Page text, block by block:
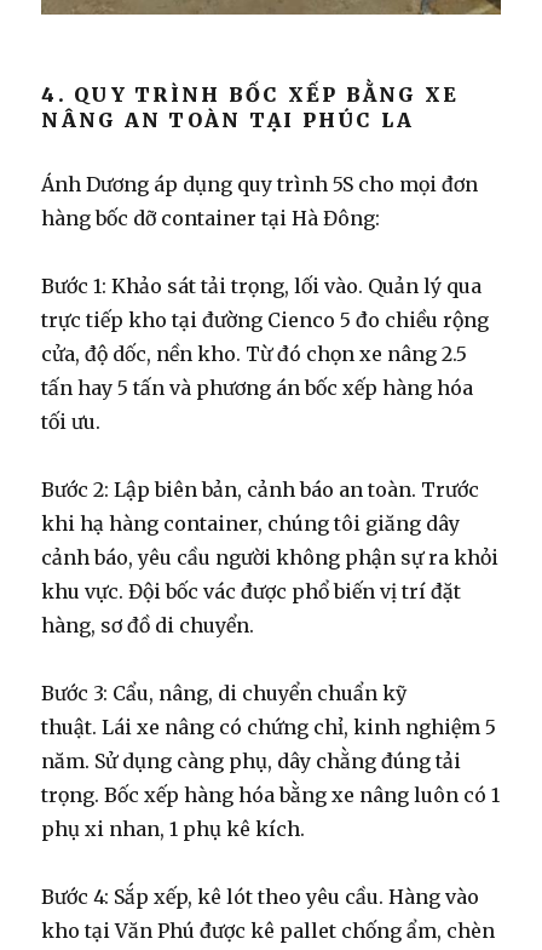
4. QUY TRÌNH BỐC XẾP BẰNG XE
NÂNG AN TOÀN TẠI PHÚC LA
Ánh Dương áp dụng quy trình 5S cho mọi đơn
hàng bốc dỡ container tại Hà Đông:
Bước 1: Khảo sát tải trọng, lối vào. Quản lý qua
trực tiếp kho tại đường Cienco 5 đo chiều rộng
cửa, độ dốc, nền kho. Từ đó chọn xe nâng 2.5
tấn hay 5 tấn và phương án bốc xếp hàng hóa
tối ưu.
Bước 2: Lập biên bản, cảnh báo an toàn. Trước
khi hạ hàng container, chúng tôi giăng dây
cảnh báo, yêu cầu người không phận sự ra khỏi
khu vực. Đội bốc vác được phổ biến vị trí đặt
hàng, sơ đồ di chuyển.
Bước 3: Cẩu, nâng, di chuyển chuẩn kỹ
thuật. Lái xe nâng có chứng chỉ, kinh nghiệm 5
năm. Sử dụng càng phụ, dây chằng đúng tải
trọng. Bốc xếp hàng hóa bằng xe nâng luôn có 1
phụ xi nhan, 1 phụ kê kích.
Bước 4: Sắp xếp, kê lót theo yêu cầu. Hàng vào
kho tại Văn Phú được kê pallet chống ẩm, chèn